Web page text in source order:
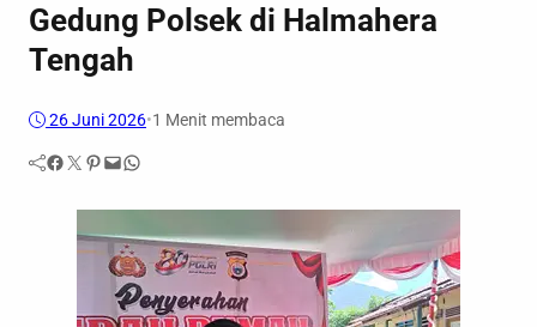
Gedung Polsek di Halmahera
Tengah
26 Juni 2026•1 Menit membaca
Facebook Twitter Pinterest Mail WhatsApp